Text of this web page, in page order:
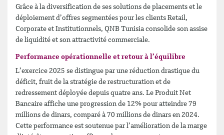
Grâce à la diversification de ses solutions de placements et le
déploiement d’offres segmentées pour les clients Retail,
Corporate et Institutionnels, QNB Tunisia consolide son assise
de liquidité et son attractivité commerciale.
Performance opérationnelle et retour à l’équilibre
L’exercice 2025 se distingue par une réduction drastique du
déficit, fruit de la stratégie de restructuration et de
redressement déployée depuis quatre ans. Le Produit Net
Bancaire affiche une progression de 12% pour atteindre 79
millions de dinars, comparé à 70 millions de dinars en 2024.
Cette performance est soutenue par l’amélioration de la marge